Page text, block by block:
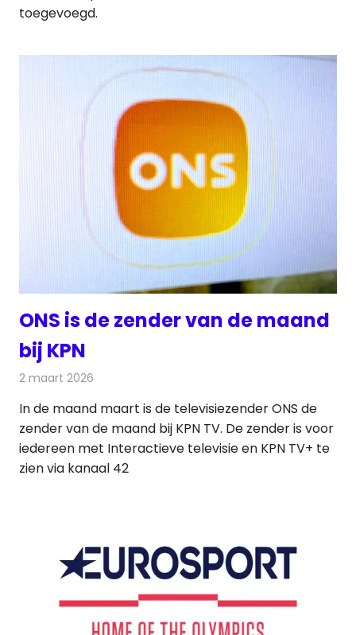
toegevoegd.
ONS is de zender van de maand
bij KPN
2 maart 2026
In de maand maart is de televisiezender ONS de
zender van de maand bij KPN TV. De zender is voor
iedereen met Interactieve televisie en KPN TV+ te
zien via kanaal 42